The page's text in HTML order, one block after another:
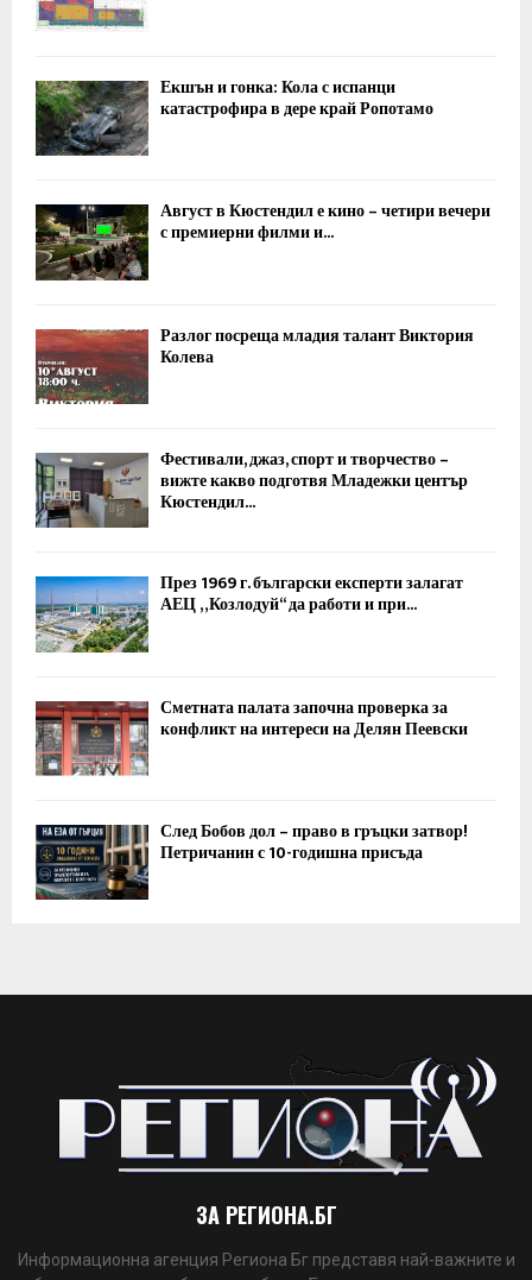
Екшън и гонка: Кола с испанци
катастрофира в дере край Ропотамо
Август в Кюстендил е кино – четири вечери
с премиерни филми и...
Разлог посреща младия талант Виктория
Колева
Фестивали, джаз, спорт и творчество –
вижте какво подготвя Младежки център
Кюстендил...
През 1969 г. български експерти залагат
АЕЦ „Козлодуй“ да работи и при...
Сметната палата започна проверка за
конфликт на интереси на Делян Пеевски
След Бобов дол – право в гръцки затвор!
Петричанин с 10-годишна присъда
ЗА РЕГИОНА.БГ
Информационна агенция Региона Бг представя най-важните и